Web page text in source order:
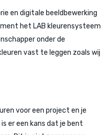
en digitale beeldbewerking
het LAB kleurensysteem
onder de
vast te leggen zoals wij
voor een project en je
er een kans dat je bent